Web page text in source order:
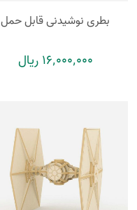
بطری نوشیدنی قابل حمل
16٬000٬000 ریال